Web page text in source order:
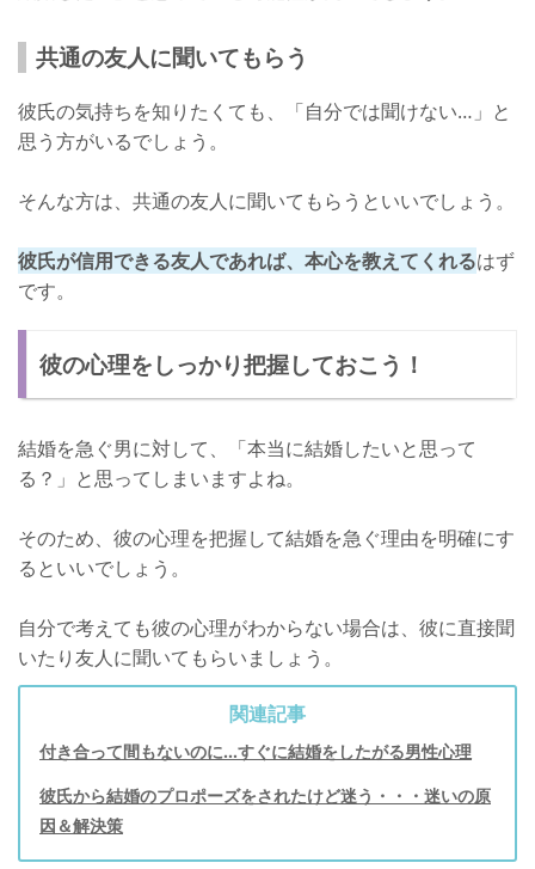
共通の友人に聞いてもらう
彼氏の気持ちを知りたくても、「自分では聞けない…」と
思う方がいるでしょう。
そんな方は、共通の友人に聞いてもらうといいでしょう。
彼氏が信用できる友人であれば、本心を教えてくれるはず
です。
彼の心理をしっかり把握しておこう！
結婚を急ぐ男に対して、「本当に結婚したいと思って
る？」と思ってしまいますよね。
そのため、彼の心理を把握して結婚を急ぐ理由を明確にす
るといいでしょう。
自分で考えても彼の心理がわからない場合は、彼に直接聞
いたり友人に聞いてもらいましょう。
関連記事
付き合って間もないのに…すぐに結婚をしたがる男性心理
彼氏から結婚のプロポーズをされたけど迷う・・・迷いの原
因＆解決策